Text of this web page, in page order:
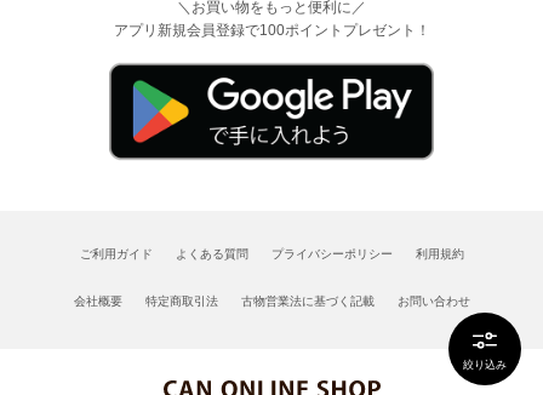
絞り込み
＼お買い物をもっと便利に／
アプリ新規会員登録で100ポイントプレゼント！
ご利用ガイド よくある質問 プライバシーポリシー 利用規約
会社概要 特定商取引法 古物営業法に基づく記載 お問い合わせ